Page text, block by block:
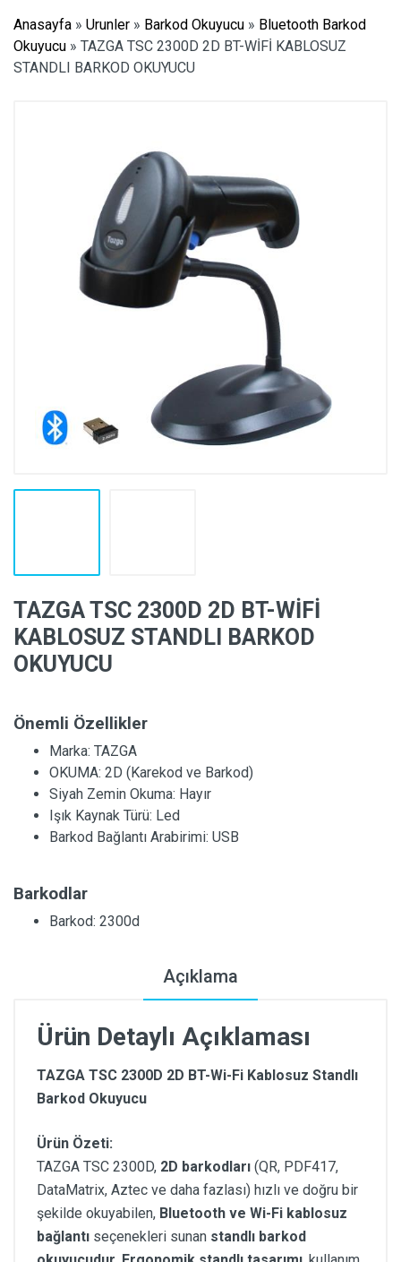
Anasayfa » Urunler » Barkod Okuyucu » Bluetooth Barkod
Okuyucu » TAZGA TSC 2300D 2D BT-WİFİ KABLOSUZ
STANDLI BARKOD OKUYUCU
TAZGA TSC 2300D 2D BT-WİFİ
KABLOSUZ STANDLI BARKOD
OKUYUCU
Önemli Özellikler
Marka: TAZGA
OKUMA: 2D (Karekod ve Barkod)
Siyah Zemin Okuma: Hayır
Işık Kaynak Türü: Led
Barkod Bağlantı Arabirimi: USB
Barkodlar
Barkod: 2300d
Açıklama
Ürün Detaylı Açıklaması
TAZGA TSC 2300D 2D BT-Wi-Fi Kablosuz Standlı
Barkod Okuyucu
Ürün Özeti:
TAZGA TSC 2300D, 2D barkodları (QR, PDF417,
DataMatrix, Aztec ve daha fazlası) hızlı ve doğru bir
şekilde okuyabilen, Bluetooth ve Wi-Fi kablosuz
bağlantı seçenekleri sunan standlı barkod